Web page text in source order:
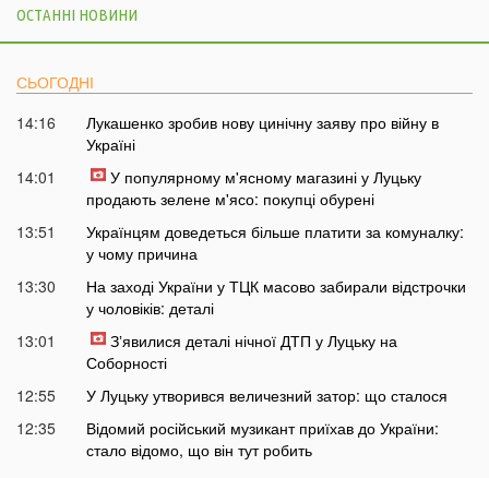
ОСТАННІ НОВИНИ
СЬОГОДНІ
14:16
Лукашенко зробив нову цинічну заяву про війну в
Україні
14:01
У популярному м'ясному магазині у Луцьку
продають зелене м'ясо: покупці обурені
13:51
Українцям доведеться більше платити за комуналку:
у чому причина
13:30
На заході України у ТЦК масово забирали відстрочки
у чоловіків: деталі
13:01
Зʼявилися деталі нічної ДТП у Луцьку на
Соборності
12:55
У Луцьку утворився величезний затор: що сталося
12:35
Відомий російський музикант приїхав до України:
стало відомо, що він тут робить